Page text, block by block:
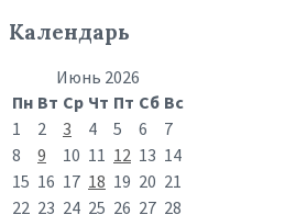
Календарь
Июнь 2026
Пн Вт Ср Чт Пт Сб Вс
1
2 3 4 5 6
7
8
9 10 11 12 13 14
15 16 17 18 19 20 21
22 23 24 25 26 27 28